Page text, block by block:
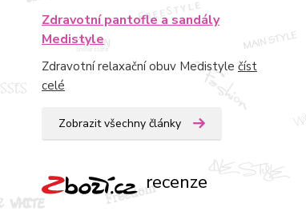
Zdravotní pantofle a sandály
Medistyle
Zdravotní relaxační obuv Medistyle číst
celé
Zobrazit všechny články
recenze